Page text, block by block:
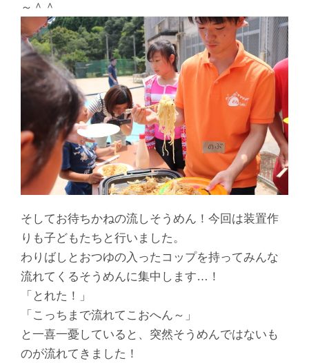
～＾＾
そしてお待ちかねの流しそうめん！今回は装置作
りも子どもたちと行いました。
わりばしとおつゆの入ったコップを持ってみんな
流れてくるそうめんに集中します…！
「とれた！」
「こっちまで流れてこおへん～」
と一喜一憂していると、突然そうめんではないも
のが流れてきました！